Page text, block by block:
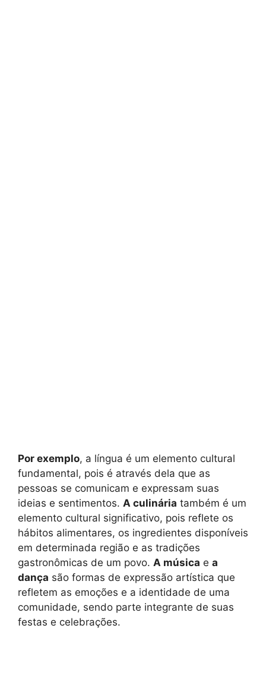
Por exemplo, a língua é um elemento cultural
fundamental, pois é através dela que as
pessoas se comunicam e expressam suas
ideias e sentimentos. A culinária também é um
elemento cultural significativo, pois reflete os
hábitos alimentares, os ingredientes disponíveis
em determinada região e as tradições
gastronômicas de um povo. A música e a
dança são formas de expressão artística que
refletem as emoções e a identidade de uma
comunidade, sendo parte integrante de suas
festas e celebrações.